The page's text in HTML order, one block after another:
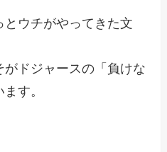
ウチがやってきた文
ドジャースの「負けな
す。